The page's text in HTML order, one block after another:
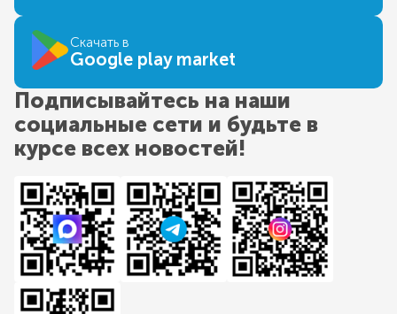
Скачать в
Google play market
Подписывайтесь на наши
социальные сети и будьте в
курсе всех новостей!